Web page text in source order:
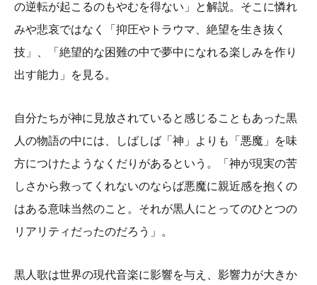
の逆転が起こるのもやむを得ない」と解説。そこに憐れ
みや悲哀ではなく「抑圧やトラウマ、絶望を生き抜く
技」、「絶望的な困難の中で夢中になれる楽しみを作り
出す能力」を見る。
自分たちが神に見放されていると感じることもあった黒
人の物語の中には、しばしば「神」よりも「悪魔」を味
方につけたようなくだりがあるという。「神が現実の苦
しさから救ってくれないのならば悪魔に親近感を抱くの
はある意味当然のこと。それが黒人にとってのひとつの
リアリティだったのだろう」。
黒人歌は世界の現代音楽に影響を与え、影響力が大きか